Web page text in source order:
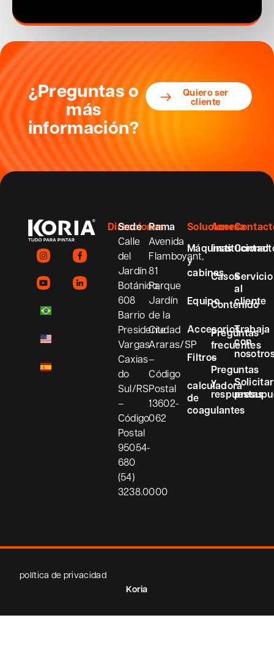
¿Preguntas o
más
información?
Quiero ser
cliente
Direcciones
Sede
Calle
del
Jardín
Botánico,
608
Barrio
Presidente
Vargas
Caxias
do
Sul/RS
–
Código
Postal
95054-
680
(54)
3238.0000
Rama
Avenida
Flamboyant,
81
Parque
Jardín
de la
Ciudad
Araras/SP
–
Código
Postal
13602-
062
Soluciones
Máquinas
y
cabinas
Equipo
Accesorios
Filtros
calculadora
de
coagulantes
Acerca
Institucional
Casos
Contenido
Preguntas
frecuentes
–
Preguntas
y
respuestas
Servicio
al
cliente
Trabaja
con
Solicitar
política de privacidad
Koria